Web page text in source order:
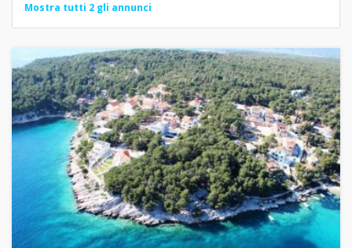
Mostra tutti 2 gli annunci